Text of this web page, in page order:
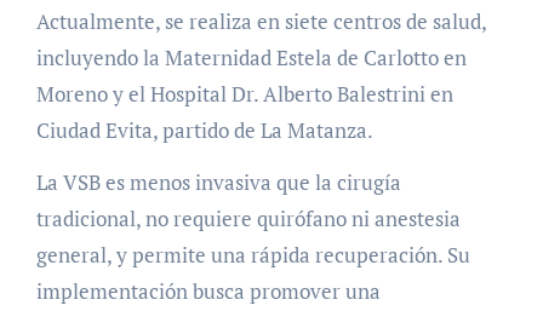
Actualmente, se realiza en siete centros de salud,
incluyendo la Maternidad Estela de Carlotto en
Moreno y el Hospital Dr. Alberto Balestrini en
Ciudad Evita, partido de La Matanza.
La VSB es menos invasiva que la cirugía
tradicional, no requiere quirófano ni anestesia
general, y permite una rápida recuperación. Su
implementación busca promover una